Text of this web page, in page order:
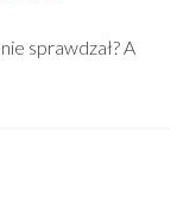
sprawdzał? A